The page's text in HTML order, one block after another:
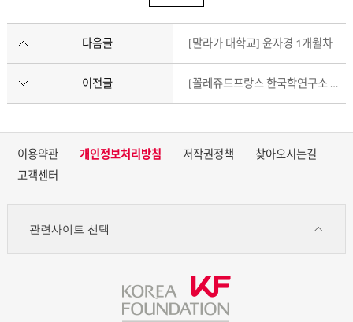
다음글 [말라가 대학교] 윤자경 1개월차
이전글 [꼴레쥬드프랑스 한국학연구소 도서관] 김근영 10개월차
이용약관 개인정보처리방침 저작권정책
찾아오시는길
고객센터
관련사이트 선택